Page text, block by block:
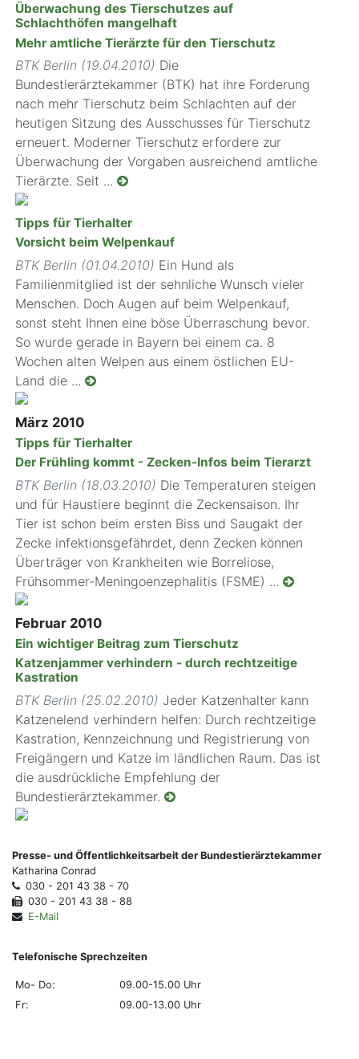
Überwachung des Tierschutzes auf
Schlachthöfen mangelhaft
Mehr amtliche Tierärzte für den Tierschutz
BTK Berlin (19.04.2010) Die
Bundestierärztekammer (BTK) hat ihre Forderung
nach mehr Tierschutz beim Schlachten auf der
heutigen Sitzung des Ausschusses für Tierschutz
erneuert. Moderner Tierschutz erfordere zur
Überwachung der Vorgaben ausreichend amtliche
Tierärzte. Seit ...
Tipps für Tierhalter
Vorsicht beim Welpenkauf
BTK Berlin (01.04.2010) Ein Hund als
Familienmitglied ist der sehnliche Wunsch vieler
Menschen. Doch Augen auf beim Welpenkauf,
sonst steht Ihnen eine böse Überraschung bevor.
So wurde gerade in Bayern bei einem ca. 8
Wochen alten Welpen aus einem östlichen EU-
Land die ...
März 2010
Tipps für Tierhalter
Der Frühling kommt - Zecken-Infos beim Tierarzt
BTK Berlin (18.03.2010) Die Temperaturen steigen
und für Haustiere beginnt die Zeckensaison. Ihr
Tier ist schon beim ersten Biss und Saugakt der
Zecke infektionsgefährdet, denn Zecken können
Überträger von Krankheiten wie Borreliose,
Frühsommer-Meningoenzephalitis (FSME) ...
Februar 2010
Ein wichtiger Beitrag zum Tierschutz
Katzenjammer verhindern - durch rechtzeitige
Kastration
BTK Berlin (25.02.2010) Jeder Katzenhalter kann
Katzenelend verhindern helfen: Durch rechtzeitige
Kastration, Kennzeichnung und Registrierung von
Freigängern und Katze im ländlichen Raum. Das ist
die ausdrückliche Empfehlung der
Bundestierärztekammer.
Presse- und Öffentlichkeitsarbeit der Bundestierärztekammer
Katharina Conrad
030 - 201 43 38 - 70
030 - 201 43 38 - 88
E-Mail
Telefonische Sprechzeiten
Mo- Do:
09.00-15.00 Uhr
Fr:
09.00-13.00 Uhr